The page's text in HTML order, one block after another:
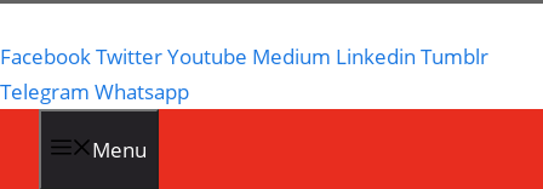
FacebookTwitterYoutube Medium Linkedin Tumblr
Telegram Whatsapp
Menu